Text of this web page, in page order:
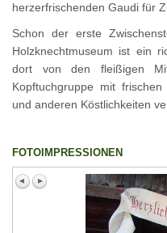
herzerfrischenden Gaudi für
Schon der erste
Holzknechtmuseum ist ein
dort von den fleißigen
Kopftuchgruppe mit
und anderen Köstlichkeiten
FOTOIMPRESSIONEN